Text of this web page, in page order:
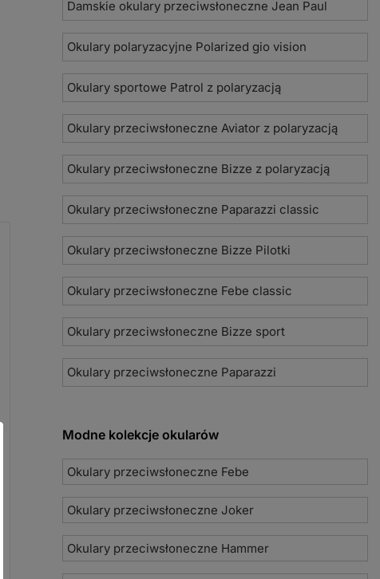
Damskie okulary przeciwsłoneczne Jean Paul
Okulary polaryzacyjne Polarized gio vision
Okulary sportowe Patrol z polaryzacją
Okulary przeciwsłoneczne Aviator z polaryzacją
Okulary przeciwsłoneczne Bizze z polaryzacją
Okulary przeciwsłoneczne Paparazzi classic
Okulary przeciwsłoneczne Bizze Pilotki
Okulary przeciwsłoneczne Febe classic
Okulary przeciwsłoneczne Bizze sport
Okulary przeciwsłoneczne Paparazzi
Modne kolekcje okularów
Okulary przeciwsłoneczne Febe
Okulary przeciwsłoneczne Joker
Okulary przeciwsłoneczne Hammer